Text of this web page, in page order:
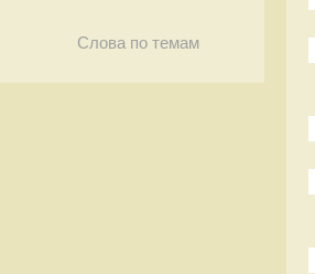
Слова по темам